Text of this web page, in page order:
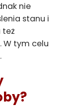
nie
stanu i
też
W tym celu